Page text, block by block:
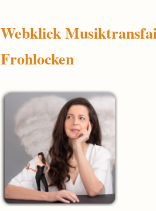
Webklick
Frohlocken